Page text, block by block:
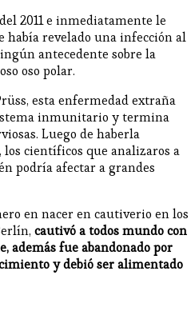
2011 e inmediatamente le
había revelado una infección al
antecedente sobre la
oso polar.
esta enfermedad extraña
inmunitario y termina
Luego de haberla
los científicos que analizaros a
podría afectar a grandes
en nacer en cautiverio en los
cautivó a todos mundo con
además fue abandonado por
y debió ser alimentado